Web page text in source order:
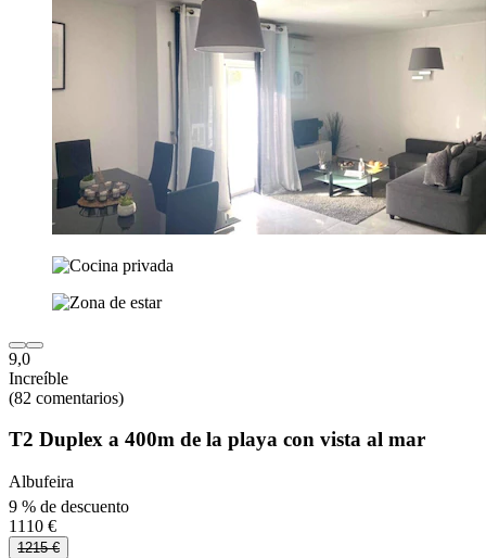
9,0
Increíble
(82 comentarios)
T2 Duplex a 400m de la playa con vista al mar
Albufeira
9 % de descuento
1110 €
1215 €